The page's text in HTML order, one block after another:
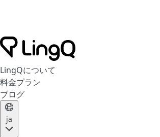
LingQについて
料金プラン
ブログ
ja